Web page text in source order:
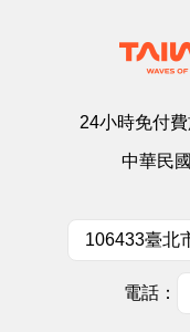
24小時免付費
中華民
106433臺北
電話：